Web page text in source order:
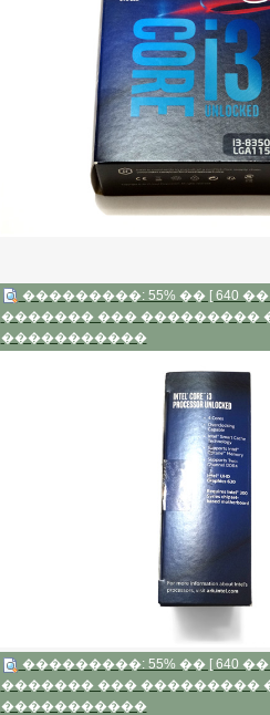
���������: 55% �� [ 640 ��
������� ��� ���������
�����������
���������: 55% �� [ 640 ��
������� ��� ���������
�����������